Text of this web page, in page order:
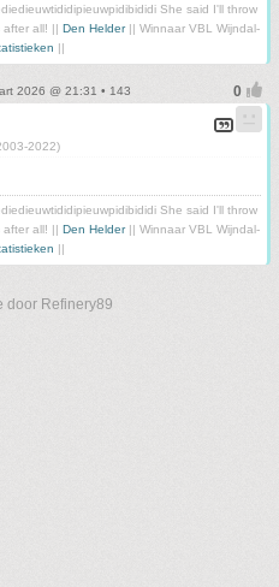
She said I'll throw
after all! || Den Helder|| Winnaar VBL Wijndal-
||
2026 @ 21:31 • 143
2022)
She said I'll throw
after all! || Den Helder|| Winnaar VBL Wijndal-
||
door Refinery89